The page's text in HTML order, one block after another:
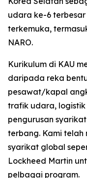
udara ke-6
terkemuka,
NARO.
Kurikulum di KAU
daripada reka
pesawat/kapal
trafik udara,
pengurusan
terbang. Kami telah
syarikat global
Lockheed Martin
pelbagai program.